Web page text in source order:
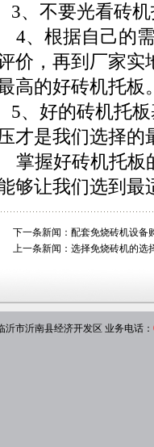
3、不要光看砖
4、根据自己的
价，再到厂家实
高的好砖机托板
5、好的砖机托
才是我们选择的
掌握好砖机托板
够让我们选到最
下一条新闻： 配套免烧砖机设备
上一条新闻： 选择免烧砖机的选
沂市沂南县经济开发区 业务电话：